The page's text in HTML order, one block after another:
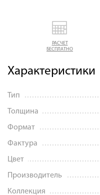
РАСЧЕТ
БЕСПЛАТНО
Характеристики
Тип
Толщина
Формат
Фактура
Цвет
Производитель
Коллекция